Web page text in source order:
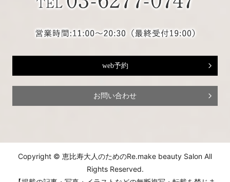
web予約
お問い合わせ
Copyright © 恵比寿大人のためのRe.make beauty Salon All
Rights Reserved.